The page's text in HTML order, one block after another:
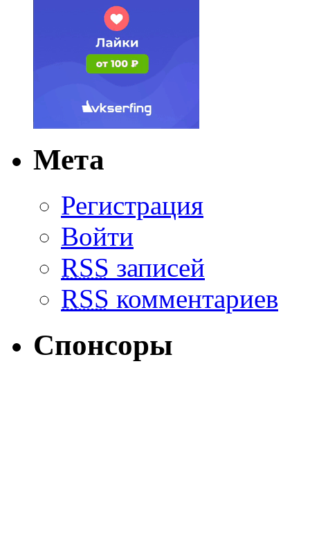
Мета
Регистрация
Войти
RSS записей
RSS комментариев
Спонсоры